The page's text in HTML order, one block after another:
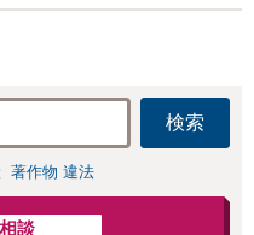
お店の風評被害対
応可：開示請求の
意見照会が来たと
きの対処法、被害
者との示談交渉
検索
著作物 違法
談